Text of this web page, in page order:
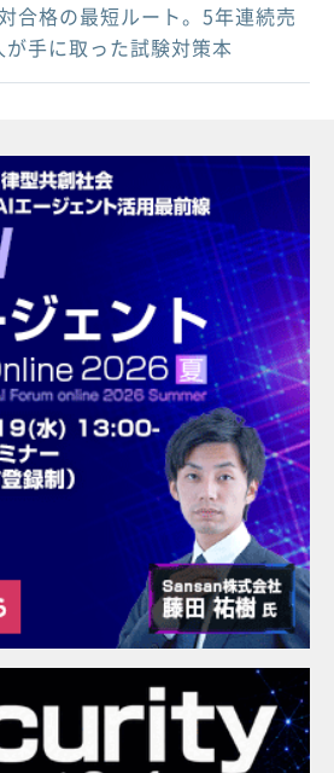
合格の最短ルート。5年連続売
手に取った試験対策本